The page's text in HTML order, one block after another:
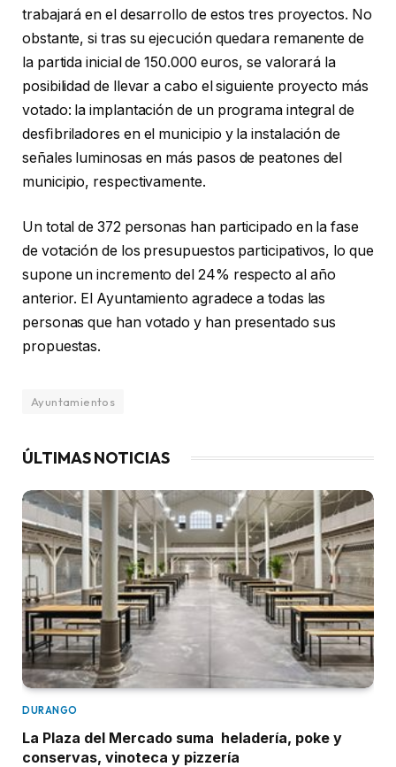
trabajará en el desarrollo de estos tres proyectos. No
obstante, si tras su ejecución quedara remanente de
la partida inicial de 150.000 euros, se valorará la
posibilidad de llevar a cabo el siguiente proyecto más
votado: la implantación de un programa integral de
desﬁbriladores en el municipio y la instalación de
señales luminosas en más pasos de peatones del
municipio, respectivamente.
Un total de 372 personas han participado en la fase
de votación de los presupuestos participativos, lo que
supone un incremento del 24% respecto al año
anterior. El Ayuntamiento agradece a todas las
personas que han votado y han presentado sus
propuestas.
Ayuntamientos
ÚLTIMAS NOTICIAS
DURANGO
La Plaza del Mercado suma heladería, poke y
conservas, vinoteca y pizzería